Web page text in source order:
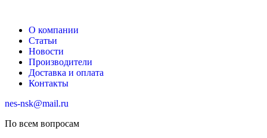
О компании
Статьи
Новости
Производители
Доставка и оплата
Контакты
nes-nsk@mail.ru
По всем вопросам